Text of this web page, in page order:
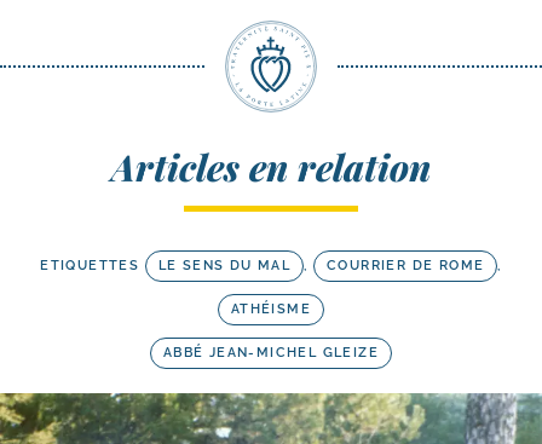
Articles en relation
ETIQUETTES LE SENS DU MAL , COURRIER DE ROME ,
ATHÉISME
ABBÉ JEAN-MICHEL GLEIZE